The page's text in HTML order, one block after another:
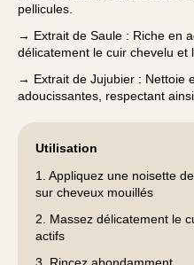
pellicules.
→ Extrait de Saule : Riche en
délicatement le cuir chevelu et
→ Extrait de Jujubier : Nettoie
adoucissantes, respectant
Utilisation
1. Appliquez une noisette
sur cheveux mouillés
2. Massez délicatement le
actifs